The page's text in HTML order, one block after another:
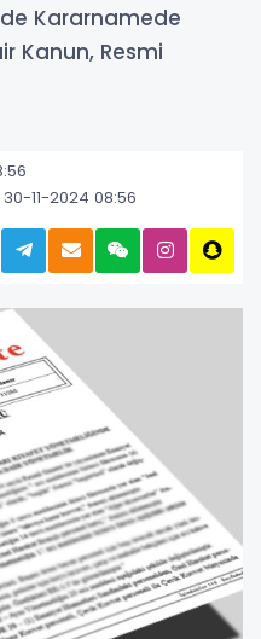
Kararnamede
Kanun, Resmi
11-2024 08:56